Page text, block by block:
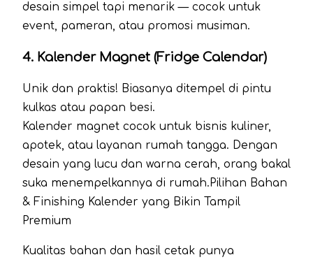
desain simpel tapi menarik — cocok untuk
event, pameran, atau promosi musiman.
4. Kalender Magnet (Fridge Calendar)
Unik dan praktis! Biasanya ditempel di pintu
kulkas atau papan besi.
Kalender magnet cocok untuk bisnis kuliner,
apotek, atau layanan rumah tangga. Dengan
desain yang lucu dan warna cerah, orang bakal
suka menempelkannya di rumah.Pilihan Bahan
& Finishing Kalender yang Bikin Tampil
Premium
Kualitas bahan dan hasil cetak punya